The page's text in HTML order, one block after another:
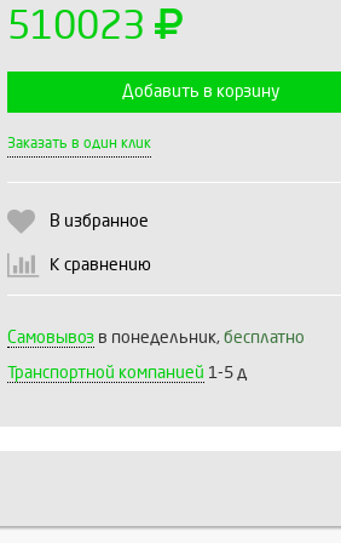
510023
Добавить в корзину
Заказать в один клик
В избранное
К сравнению
Самовывоз в понедельник, бесплатно
Транспортной компанией 1-5 д